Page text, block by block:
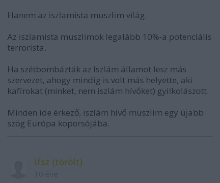
Hanem az iszlamista muszlim világ.
Az iszlamista muszlimok legalább 10%-a potenciális
terrorista.
Ha szétbombázták az Iszlám államot lesz más
szervezet, ahogy mindig is volt más helyette, aki
kafírokat (minket, nem iszlám hívőket) gyilkolászott.
Minden ide érkező, iszlám hívő muszlim egy újabb
szög Európa koporsójába.
ifsz (törölt)